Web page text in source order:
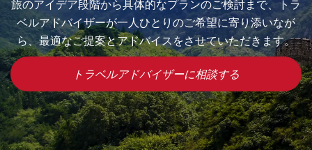
旅のアイデア段階から具体的なプランのご検討まで、トラ
ベルアドバイザーが一人ひとりのご希望に寄り添いなが
ら、最適なご提案とアドバイスをさせていただきます。
トラベルアドバイザーに相談する